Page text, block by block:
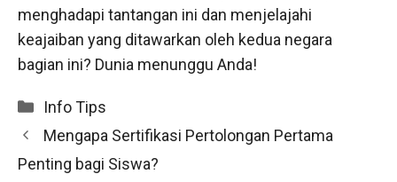
menghadapi tantangan ini dan menjelajahi
keajaiban yang ditawarkan oleh kedua negara
bagian ini? Dunia menunggu Anda!
Categories
Info Tips
Mengapa Sertifikasi Pertolongan Pertama
Penting bagi Siswa?